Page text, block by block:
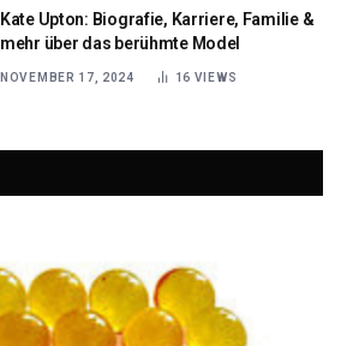
Kate Upton: Biografie, Karriere, Familie &
mehr über das berühmte Model
NOVEMBER 17, 2024 16 VIEWS